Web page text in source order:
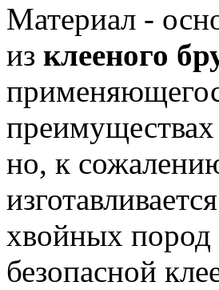
Материал -
из клееного
но, к
хвойных пород
безопасной